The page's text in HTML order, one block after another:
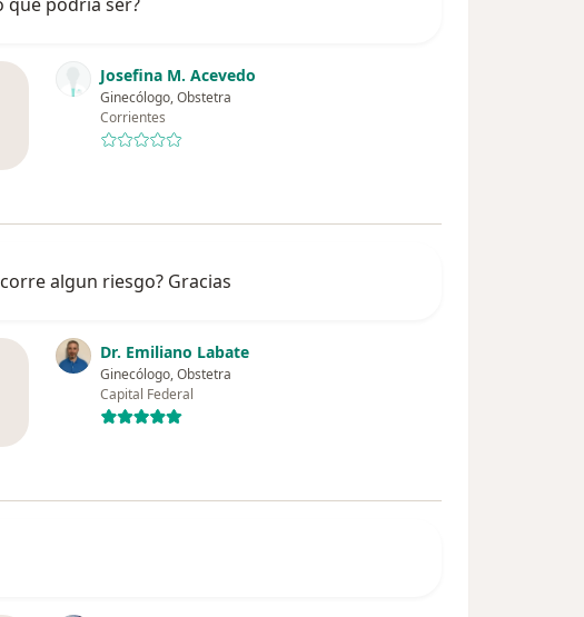
Josefina M. Acevedo
Ginecólogo, Obstetra
Corrientes
algun riesgo? Gracias
Dr. Emiliano Labate
Ginecólogo, Obstetra
Capital Federal